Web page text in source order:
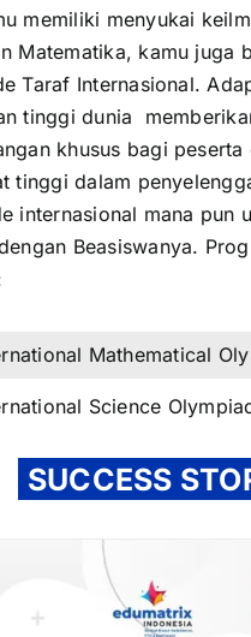
memiliki menyukai
Matematika, kamu juga
Taraf Internasional.
tinggi dunia
khusus bagi peserta
tinggi dalam
internasional mana pun
Beasiswanya.
Mathematical
Science
SUCCESS